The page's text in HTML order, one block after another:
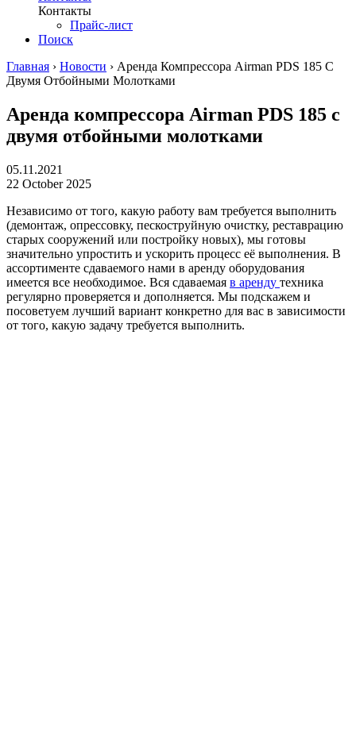
Контакты
Прайс-лист
Поиск
Главная › Новости › Аренда Компрессора Airman PDS 185 С
Двумя Отбойными Молотками
Аренда компрессора Airman PDS 185 с
двумя отбойными молотками
05.11.2021
22 October 2025
Независимо от того, какую работу вам требуется выполнить
(демонтаж, опрессовку, пескоструйную очистку, реставрацию
старых сооружений или постройку новых), мы готовы
значительно упростить и ускорить процесс её выполнения. В
ассортименте сдаваемого нами в аренду оборудования
имеется все необходимое. Вся сдаваемая в аренду техника
регулярно проверяется и дополняется. Мы подскажем и
посоветуем лучший вариант конкретно для вас в зависимости
от того, какую задачу требуется выполнить.